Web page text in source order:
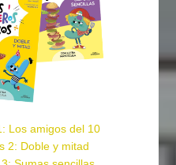
Los amigos del 10
2: Doble y mitad